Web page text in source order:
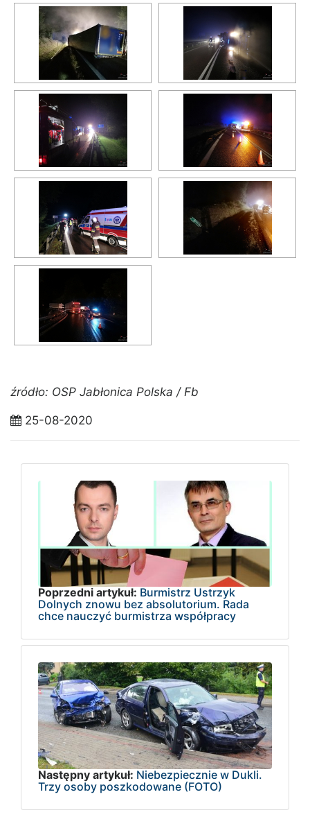
źródło: OSP Jabłonica Polska / Fb
25-08-2020
Poprzedni artykuł: Burmistrz Ustrzyk
Dolnych znowu bez absolutorium. Rada
chce nauczyć burmistrza współpracy
Następny artykuł: Niebezpiecznie w Dukli.
Trzy osoby poszkodowane (FOTO)